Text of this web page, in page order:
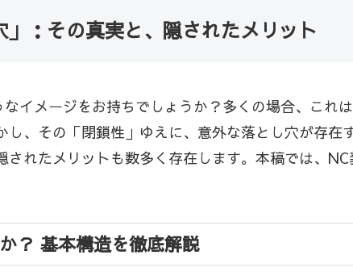
：その真実と、隠されたメリット
イメージをお持ちでしょうか？多くの場合、これ
、その「閉鎖性」ゆえに、意外な落とし穴が存
れたメリットも数多く存在します。本稿では、
？ 基本構造を徹底解説